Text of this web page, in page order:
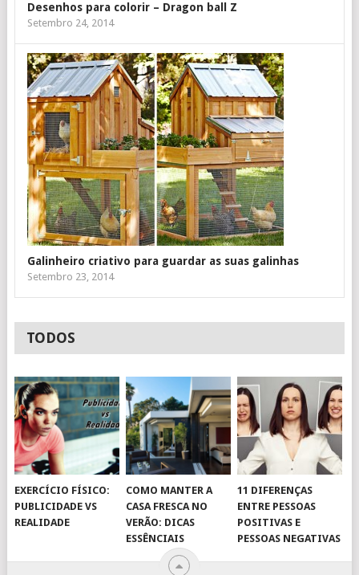
Desenhos para colorir – Dragon ball Z
Setembro 24, 2014
Galinheiro criativo para guardar as suas galinhas
Setembro 23, 2014
TODOS
EXERCÍCIO FÍSICO:
PUBLICIDADE VS
REALIDADE
COMO MANTER A
CASA FRESCA NO
VERÃO: DICAS
ESSÊNCIAIS
11 DIFERENÇAS
ENTRE PESSOAS
POSITIVAS E
PESSOAS NEGATIVAS